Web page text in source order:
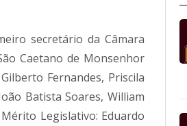
secretário da Câmara
Caetano de Monsenhor
Fernandes, Priscila
Batista Soares, William
Legislativo: Eduardo